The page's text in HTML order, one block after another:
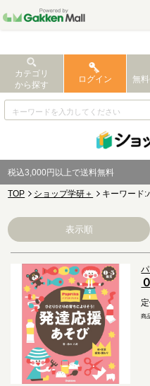
カテゴリ
から探す
ログイン 無
税込3,000円以上で送料無料
TOP ショップ学研＋ キーワード:
表示順
商